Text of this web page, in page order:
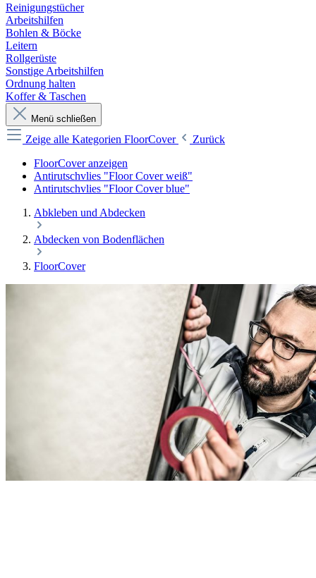
Reinigungstücher
Arbeitshilfen
Bohlen & Böcke
Leitern
Rollgerüste
Sonstige Arbeitshilfen
Ordnung halten
Koffer & Taschen
Menü schließen
Zeige alle Kategorien FloorCover
Zurück
FloorCover anzeigen
Antirutschvlies "Floor Cover weiß"
Antirutschvlies "Floor Cover blue"
Abkleben und Abdecken
Abdecken von Bodenflächen
FloorCover